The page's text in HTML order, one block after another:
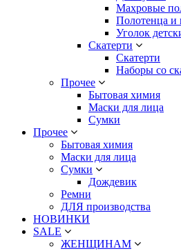
Махровые
Полотенца и
Уголок
Скатерти
Скатерти
Наборы со
Прочее
Бытовая химия
Маски для лица
Сумки
Прочее
Бытовая химия
Маски для лица
Сумки
Дождевик
Ремни
ДЛЯ производства
НОВИНКИ
SALE
ЖЕНЩИНАМ